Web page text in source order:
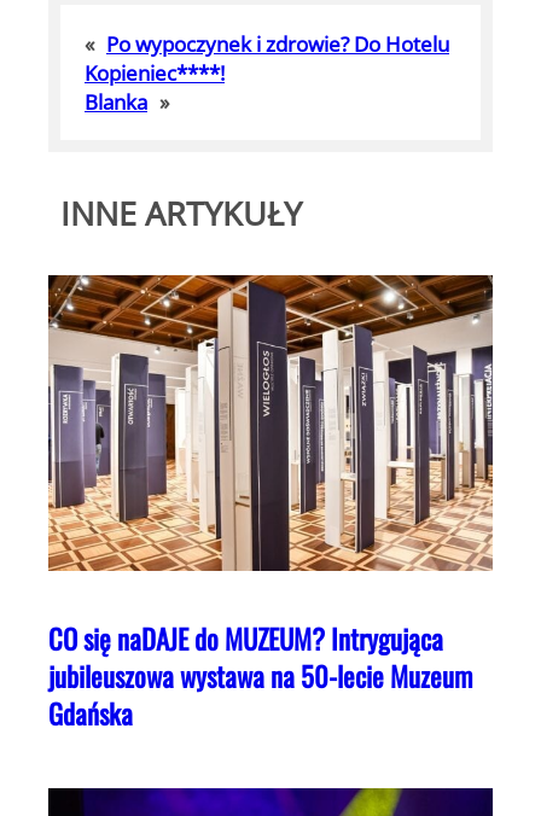
« Po wypoczynek i zdrowie? Do Hotelu
Kopieniec****!
Blanka »
INNE ARTYKUŁY
CO się naDAJE do MUZEUM? Intrygująca
jubileuszowa wystawa na 50-lecie Muzeum
Gdańska